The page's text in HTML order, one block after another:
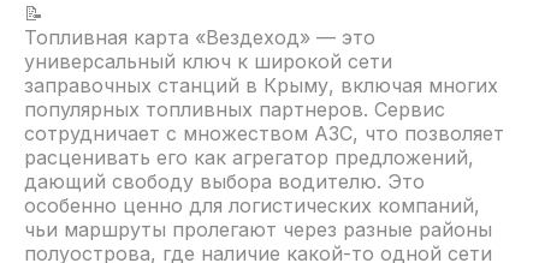
📝
Топливная карта «Вездеход» — это
универсальный ключ к широкой сети
заправочных станций в Крыму, включая многих
популярных топливных партнеров. Сервис
сотрудничает с множеством АЗС, что позволяет
расценивать его как агрегатор предложений,
дающий свободу выбора водителю. Это
особенно ценно для логистических компаний,
чьи маршруты пролегают через разные районы
полуострова, где наличие какой-то одной сети